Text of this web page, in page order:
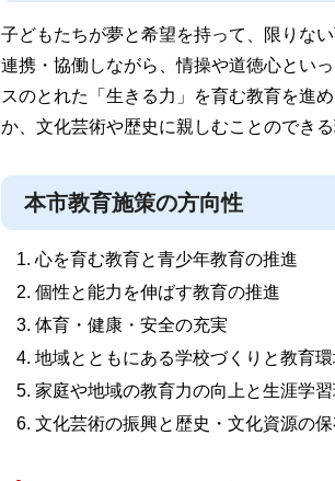
子どもたちが夢と希望を持って、限りな
連携・協働しながら、情操や道徳心とい
スのとれた「生きる力」を育む教育を進
か、文化芸術や歴史に親しむことのでき
本市教育施策の方向性
心を育む教育と青少年教育の推進
個性と能力を伸ばす教育の推進
体育・健康・安全の充実
地域とともにある学校づくりと教育
家庭や地域の教育力の向上と生涯学
文化芸術の振興と歴史・文化資源の保